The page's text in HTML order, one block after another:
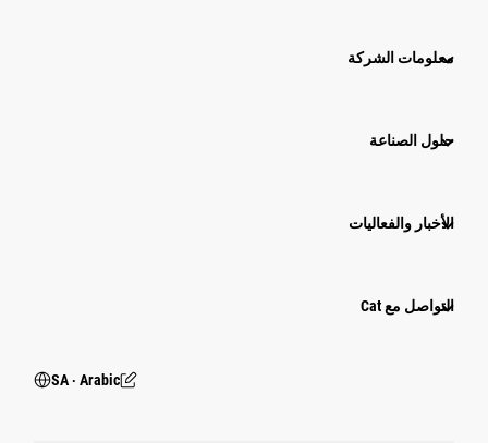
معلومات الشركة
حلول الصناعة
الأخبار والفعاليات
التواصل مع Cat
SA ‧ Arabic